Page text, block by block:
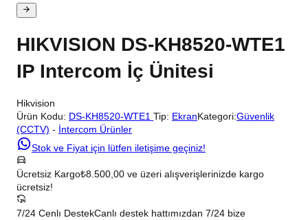
HIKVISION DS-KH8520-WTE1
IP Intercom İç Ünitesi
Hikvision
Ürün Kodu: DS-KH8520-WTE1 Tip: EkranKategori:Güvenlik
(CCTV) - İntercom Ürünler
Stok ve Fiyat için lütfen iletişime geçiniz!
Ücretsiz Kargo₺8.500,00 ve üzeri alışverişlerinizde kargo
ücretsiz!
7/24 Cenlı DestekCanlı destek hattımızdan 7/24 bize